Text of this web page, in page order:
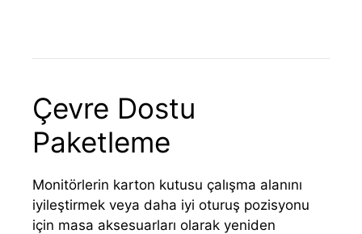
Çevre Dostu
Paketleme
Monitörlerin karton kutusu çalışma alanını
iyileştirmek veya daha iyi oturuş pozisyonu
için masa aksesuarları olarak yeniden